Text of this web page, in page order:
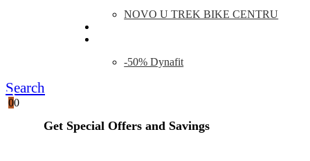
NOVO U TREK BIKE CENTRU
-50% Dynafit
Search
00
Get Special Offers and Savings